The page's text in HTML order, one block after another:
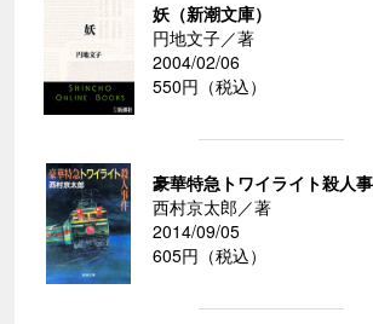
妖（新潮文庫）
円地文子／著
2004/02/06
550円（税込）
豪華特急トワイライト殺人
西村京太郎／著
2014/09/05
605円（税込）